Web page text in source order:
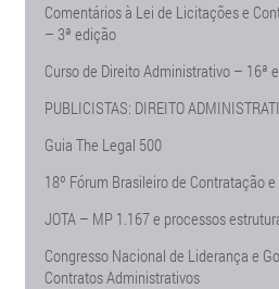
Comentários à Lei de Licitações e
– 3ª edição
Curso de Direito Administrativo – 16ª
PUBLICISTAS: DIREITO
Guia The Legal 500
18º Fórum Brasileiro de Contratação
JOTA – MP 1.167 e processos
Congresso Nacional de Liderança e
Contratos Administrativos